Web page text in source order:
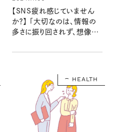
【SNS疲れ感じていません
か？】 「大切なのは、情報の
多さに振り回されず、想像力
HEALTH